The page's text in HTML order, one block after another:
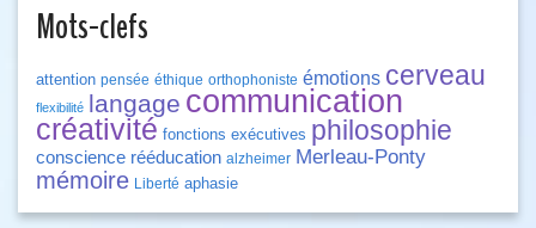
Mots-clefs
attention pensée éthique orthophoniste émotions cerveau
flexibilité langage communication
créativité fonctions exécutives philosophie
conscience rééducation alzheimer Merleau-Ponty
mémoire Liberté aphasie